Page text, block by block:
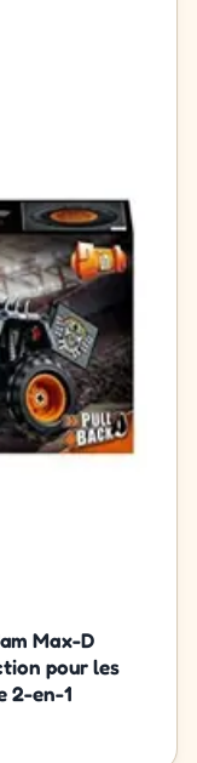
Max-D
pour les
2-en-1